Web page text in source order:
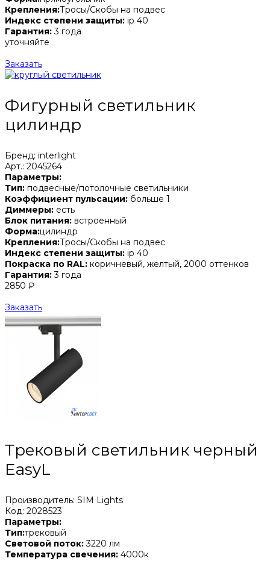
Крепления:Тросы/Скобы на подвес
Индекс степени защиты: ip 40
Гарантия:3 года
уточняйте
Заказать
Фигурный светильник
цилиндр
Бренд: interlight
Арт.: 2045264
Параметры:
Тип: подвесные/потолочные светильники
Коэффициент пульсации: больше 1
Диммеры: есть
Блок питания: встроенный
Форма:цилиндр
Крепления:Тросы/Скобы на подвес
Индекс степени защиты: ip 40
Покраска по RAL: коричневый, желтый, 2000 оттенков
Гарантия:3 года
2850 ₽
Заказать
Трековый светильник черный
EasyL
Производитель: SIM Lights
Код: 2028523
Параметры:
Тип:трековый
Световой поток:3220 лм
Температура свечения: 4000к